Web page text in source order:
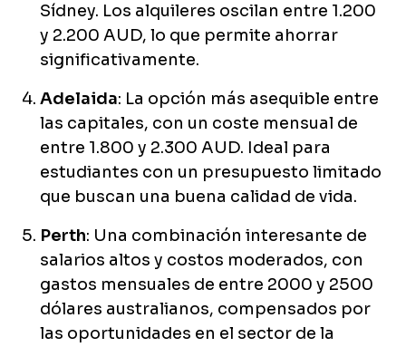
Sídney. Los alquileres oscilan entre 1.200
y 2.200 AUD, lo que permite ahorrar
significativamente.
Adelaida: La opción más asequible entre
las capitales, con un coste mensual de
entre 1.800 y 2.300 AUD. Ideal para
estudiantes con un presupuesto limitado
que buscan una buena calidad de vida.
Perth: Una combinación interesante de
salarios altos y costos moderados, con
gastos mensuales de entre 2000 y 2500
dólares australianos, compensados por
las oportunidades en el sector de la